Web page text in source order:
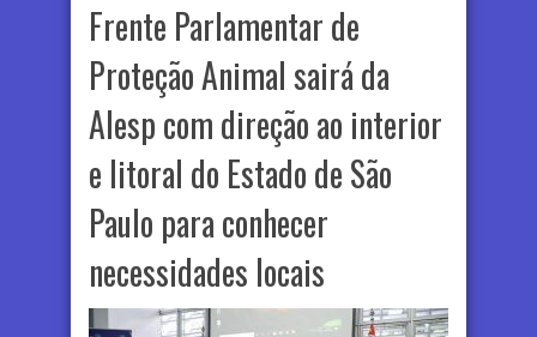
Frente Parlamentar de
Proteção Animal sairá da
Alesp com direção ao interior
e litoral do Estado de São
Paulo para conhecer
necessidades locais